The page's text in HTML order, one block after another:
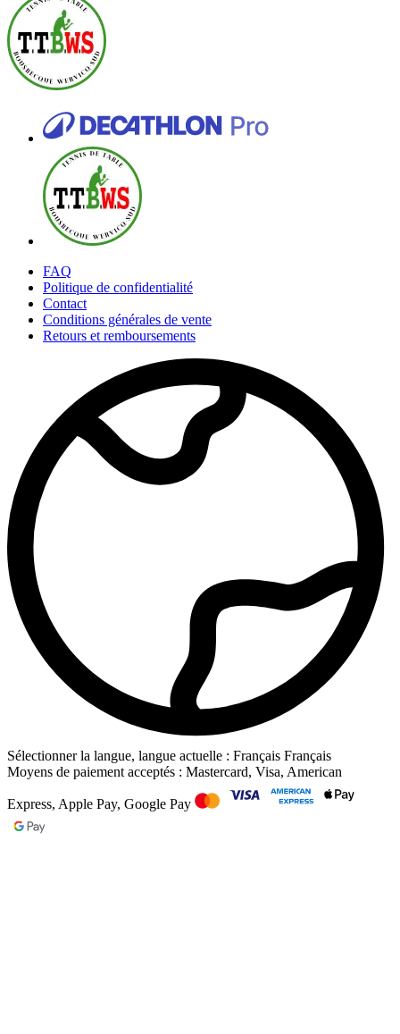
FAQ
Politique de confidentialité
Contact
Conditions générales de vente
Retours et remboursements
Sélectionner la langue, langue actuelle : Français Français
Moyens de paiement acceptés : Mastercard, Visa, American
Express, Apple Pay, Google Pay